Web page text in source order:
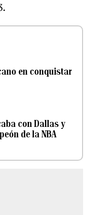
en conquistar
con Dallas y
de la NBA